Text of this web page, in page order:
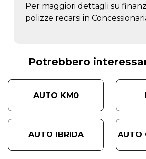
Per maggiori dettagli su
polizze recarsi in
Potrebbero
AUTO KM0
AUTO IBRIDA AUTO